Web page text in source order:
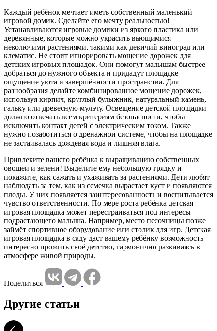
Каждый ребёнок мечтает иметь собственный маленький
игровой домик. Сделайте его мечту реальностью!
Устанавливаются игровые домики из яркого пластика или
деревянные, которые можно украсить вьющимися
неколючими растениями, такими как девичий виноград или
клематис. Не стоит игнорировать мощение дорожек для
детских игровых площадок. Они помогут малышам быстрее
добраться до нужного объекта и придадут площадке
ощущение уюта и завершённости пространства. Для
разнообразия делайте комбинированное мощение дорожек,
используя кирпич, круглый булыжник, натуральный камень,
гальку или древесную мульчу. Освещение детской площадки
должно отвечать всем критериям безопасности, чтобы
исключить контакт детей с электрическим током. Также
нужно позаботиться о дренажной системе, чтобы на площадке
не застаивалась дождевая вода и лишняя влага.
Привлеките вашего ребёнка к выращиванию собственных
овощей и зелени! Выделите ему небольшую грядку и
покажите, как сажать и ухаживать за растениями. Дети любят
наблюдать за тем, как из семечка вырастает куст и появляются
плоды. У них появляется заинтересованность и воспитывается
чувство ответственности. По мере роста ребёнка детская
игровая площадка может перестраиваться под интересы
подрастающего малыша. Например, место песочницы позже
займёт спортивное оборудование или столик для игр. Детская
игровая площадка в саду даст вашему ребёнку возможность
интересно прожить своё детство, гармонично развиваясь в
атмосфере живой природы.
Поделиться
Другие статьи